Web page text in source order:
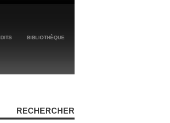
BIBLIOTHÈQUE
RECHERCHER